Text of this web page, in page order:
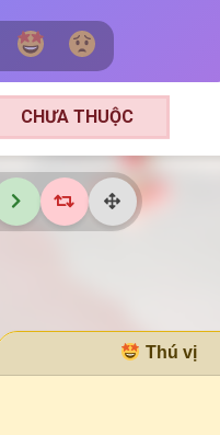
CHƯA THUỘC
CHƯA THUỘC
Thú vị